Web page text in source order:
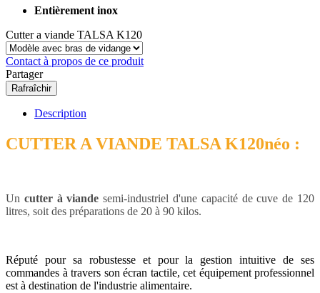
Entièrement inox
Cutter a viande TALSA K120
Contact à propos de ce produit
Partager
Description
CUTTER A VIANDE TALSA K120néo :
Un cutter à viandesemi-industriel d'une capacité de cuve de 120
litres, soit des préparations de 20 à 90 kilos.
Réputé pour sa robustesse et pour la gestion intuitive de ses
commandes à travers son écran tactile, cet équipement professionnel
est à destination de l'industrie alimentaire.